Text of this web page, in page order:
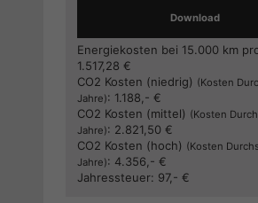
Download
Energiekosten bei 15.000 km
1.517,28 €
CO2 Kosten (niedrig) (Kosten
Jahre): 1.188,- €
CO2 Kosten (mittel) (Kosten
Jahre): 2.821,50 €
CO2 Kosten (hoch) (Kosten
Jahre): 4.356,- €
Jahressteuer: 97,- €